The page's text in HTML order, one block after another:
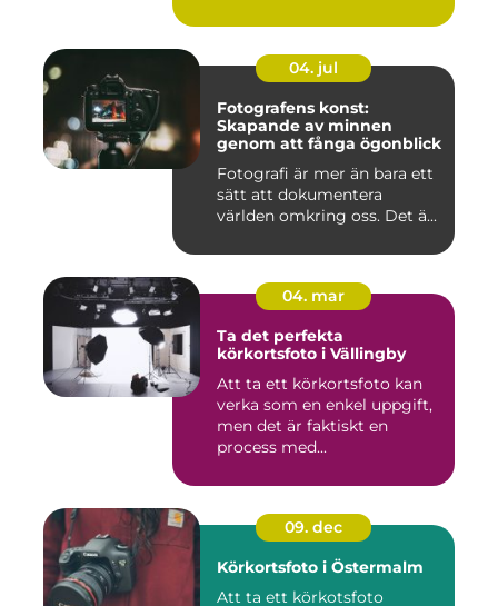
04. jul
Fotografens konst:
Skapande av minnen
genom att fånga ögonblick
Fotografi är mer än bara ett
sätt att dokumentera
världen omkring oss. Det ä...
04. mar
Ta det perfekta
körkortsfoto i Vällingby
Att ta ett körkortsfoto kan
verka som en enkel uppgift,
men det är faktiskt en
process med...
09. dec
Körkortsfoto i Östermalm
Att ta ett körkotsfoto